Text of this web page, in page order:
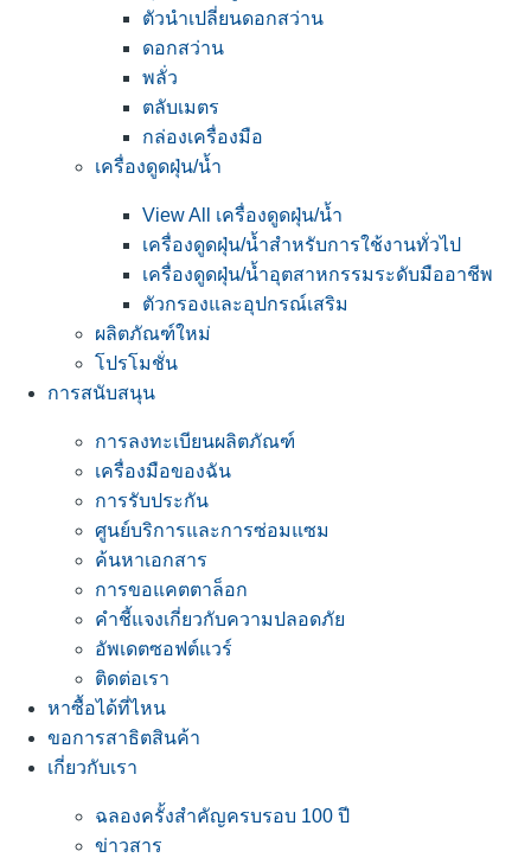
ตัวนำเปลี่ยนดอกสว่าน
ดอกสว่าน
พลั่ว
ตลับเมตร
กล่องเครื่องมือ
เครื่องดูดฝุ่น/น้ำ
View All เครื่องดูดฝุ่น/น้ำ
เครื่องดูดฝุ่น/น้ำสำหรับการใช้งานทั่วไป
เครื่องดูดฝุ่น/น้ำอุตสาหกรรมระดับมืออาชีพ
ตัวกรองและอุปกรณ์เสริม
ผลิตภัณฑ์ใหม่
โปรโมชั่น
การสนับสนุน
การลงทะเบียนผลิตภัณฑ์
เครื่องมือของฉัน
การรับประกัน
ศูนย์บริการและการซ่อมแซม
ค้นหาเอกสาร
การขอแคตตาล็อก
คำชี้แจงเกี่ยวกับความปลอดภัย
อัพเดตซอฟต์แวร์
ติดต่อเรา
หาซื้อได้ที่ไหน
ขอการสาธิตสินค้า
เกี่ยวกับเรา
ฉลองครั้งสำคัญครบรอบ 100 ปี
ข่าวสาร